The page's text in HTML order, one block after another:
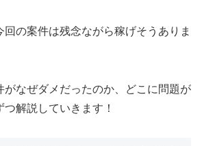
回の案件は残念ながら稼げそうありま
がなぜダメだったのか、どこに問題が
解説していきます！